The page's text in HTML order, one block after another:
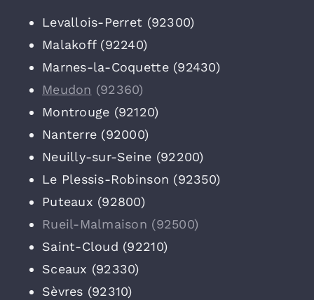
Levallois-Perret (92300)
Malakoff (92240)
Marnes-la-Coquette (92430)
Meudon (92360)
Montrouge (92120)
Nanterre (92000)
Neuilly-sur-Seine (92200)
Le Plessis-Robinson (92350)
Puteaux (92800)
Rueil-Malmaison (92500)
Saint-Cloud (92210)
Sceaux (92330)
Sèvres (92310)